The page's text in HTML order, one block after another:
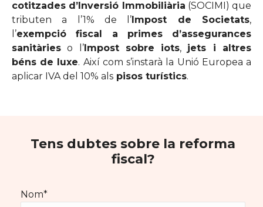
cotitzades d’Inversió Immobiliària (SOCIMI) que
tributen a l’1% de l’Impost de Societats,
l’exempció fiscal a primes d’assegurances
sanitàries o l’Impost sobre iots, jets i altres
béns de luxe. Així com s’instarà la Unió Europea a
aplicar IVA del 10% als pisos turístics.
Tens dubtes sobre la reforma
fiscal?
Nom*